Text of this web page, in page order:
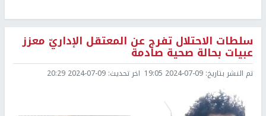
سلطات الاحتلال تفرج عن المعتقل الإداريّ معزز
عبيات بحالة صحية صادمة
تم النشر بتاريخ: 2024-07-09 19:05 اخر تحديث: 2024-07-09 20:29